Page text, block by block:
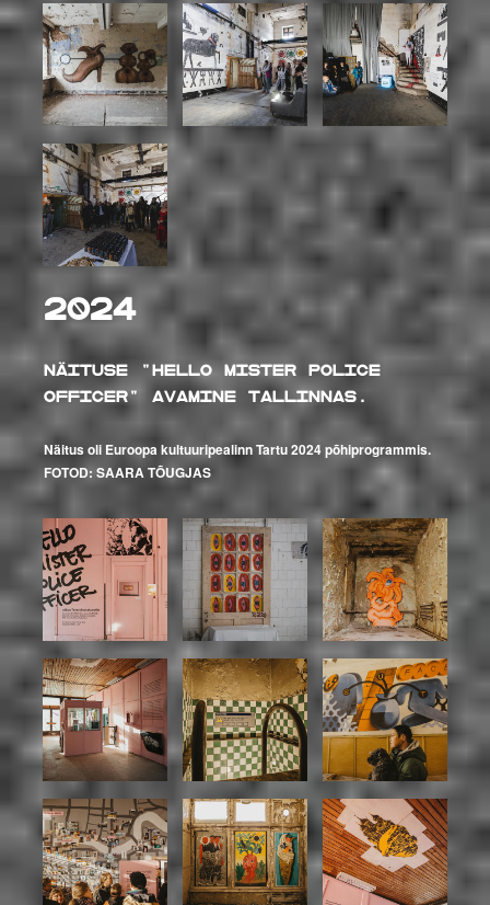
2024
Näituse "Hello Mister Police
Officer" avamine Tallinnas.
Näitus oli Euroopa kultuuripealinn Tartu 2024 põhiprogrammis.
FOTOD: SAARA TÕUGJAS